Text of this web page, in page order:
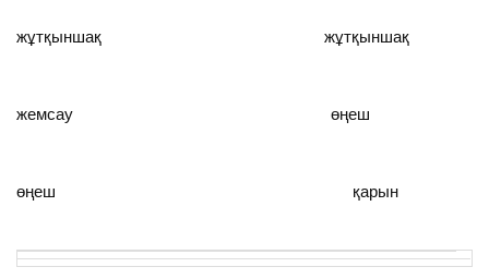
жұтқыншақ жұтқыншақ
жемсау өңеш
өңеш қарын